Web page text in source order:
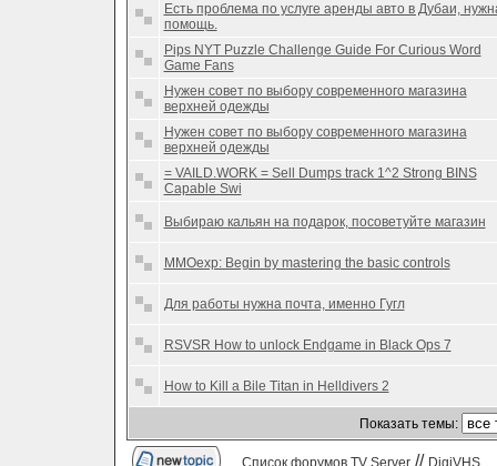
Есть проблема по услуге аренды авто в Дубаи,
помощь.
Pips NYT Puzzle Challenge Guide For Curious Word
Game Fans
Нужен совет по выбору современного магазина
верхней одежды
Нужен совет по выбору современного магазина
верхней одежды
= VAILD.WORK = Sell Dumps track 1^2 Strong BINS
Capable Swi
Выбираю кальян на подарок, посоветуйте магазин
MMOexp: Begin by mastering the basic controls
Для работы нужна почта, именно Гугл
RSVSR How to unlock Endgame in Black Ops 7
How to Kill a Bile Titan in Helldivers 2
Показать темы:
Список форумов TV Server// DigiVHS